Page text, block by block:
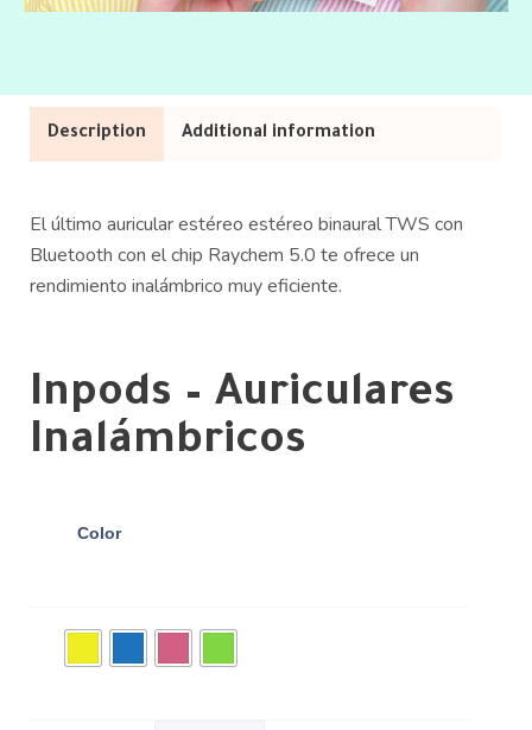
Description Additional information
El último auricular estéreo estéreo binaural TWS con
Bluetooth con el chip Raychem 5.0 te ofrece un
rendimiento inalámbrico muy eficiente.
Inpods – Auriculares
Inalámbricos
Color